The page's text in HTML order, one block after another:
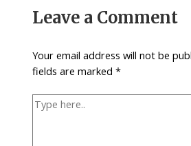
Leave a Comment
Your email address will not be
fields are marked*
Type